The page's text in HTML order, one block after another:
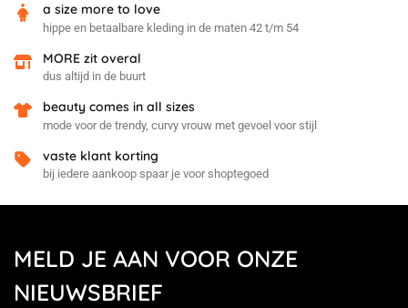
a size more to love
hippe en betaalbare kleding in de maten 42 t/m 54
MORE zit overal
dus altijd in de buurt
beauty comes in all sizes
mode voor de trendy, curvy vrouw met gevoel voor stijl
vaste klant korting
bij iedere aankoop spaar je voor shoptegoed
MELD JE AAN VOOR ONZE
NIEUWSBRIEF